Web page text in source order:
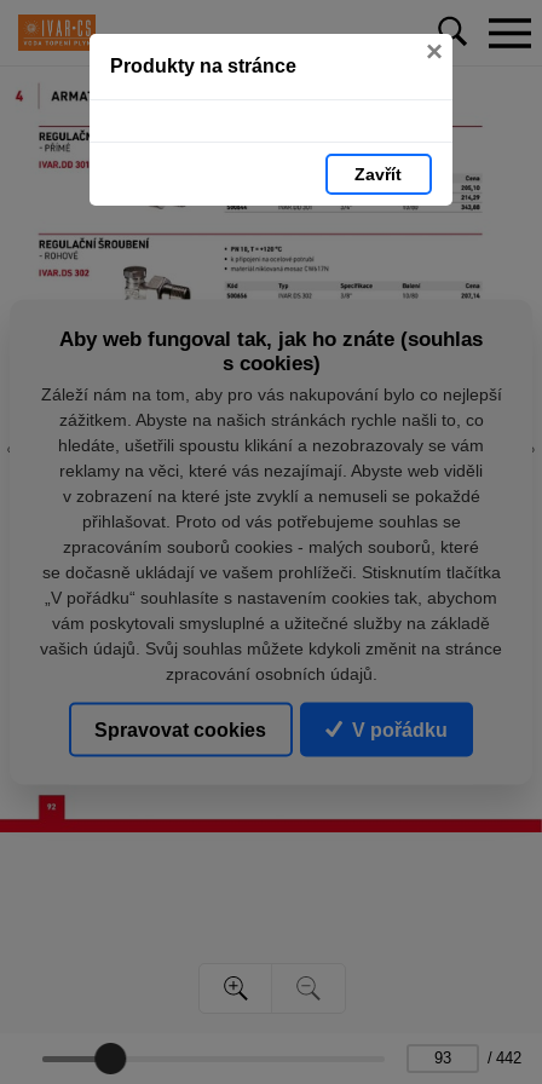
Produkty na stránce ×
Zavřít
/ 442
Aby web fungoval tak, jak ho znáte (souhlas
s cookies)
Záleží nám na tom, aby pro vás nakupování bylo co nejlepší
zážitkem. Abyste na našich stránkách rychle našli to, co
hledáte, ušetřili spoustu klikání a nezobrazovaly se vám
reklamy na věci, které vás nezajímají. Abyste web viděli
v zobrazení na které jste zvyklí a nemuseli se pokaždé
přihlašovat. Proto od vás potřebujeme souhlas se
zpracováním souborů cookies - malých souborů, které
se dočasně ukládají ve vašem prohlížeči. Stisknutím tlačítka
„V pořádku“ souhlasíte s nastavením cookies tak, abychom
vám poskytovali smysluplné a užitečné služby na základě
vašich údajů. Svůj souhlas můžete kdykoli změnit na stránce
zpracování osobních údajů.
Spravovat cookies V pořádku